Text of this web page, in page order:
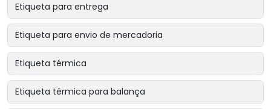
Etiqueta para entrega
Etiqueta para envio de mercadoria
Etiqueta térmica
Etiqueta térmica para balança